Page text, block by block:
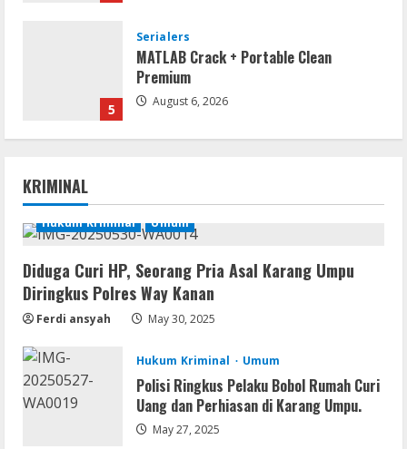
5
Serialers
MATLAB Crack + Portable Clean
Premium
August 6, 2026
1
Remux
Coyote vs. Acme 2026 Pre-DVDRip
2160𝚙 AVC
Serialers
MATLAB R2024b Crack exe [Full] x64
Bypass
KRIMINAL
Hukum Kriminal Umum
Diduga Curi HP, Seorang Pria Asal Karang Umpu
Diringkus Polres Way Kanan
Ferdi ansyah May 30, 2025
Hukum Kriminal Umum
Polisi Ringkus Pelaku Bobol Rumah Curi
Uang dan Perhiasan di Karang Umpu.
May 27, 2025